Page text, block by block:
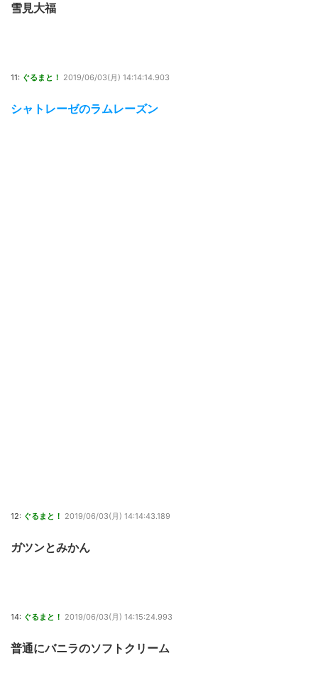
雪見大福
11: ぐるまと！ 2019/06/03(月) 14:14:14.903
シャトレーゼのラムレーズン
12: ぐるまと！ 2019/06/03(月) 14:14:43.189
ガツンとみかん
14: ぐるまと！ 2019/06/03(月) 14:15:24.993
普通にバニラのソフトクリーム